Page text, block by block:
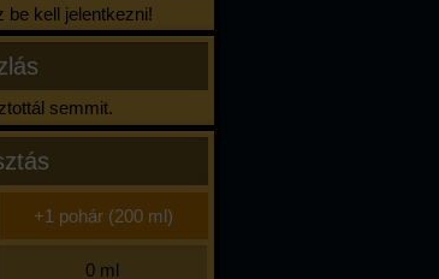
be kell jelentkezni!
semmit.